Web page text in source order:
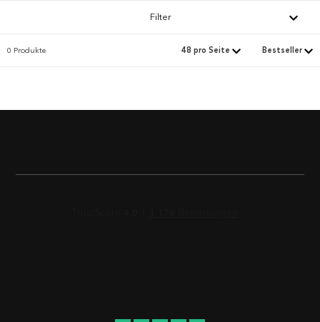
Filter
0 Produkte